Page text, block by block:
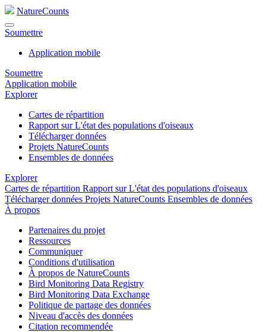
NatureCounts
Soumettre
Application mobile
Soumettre
Application mobile
Explorer
Cartes de répartition
Rapport sur L'état des populations d'oiseaux
Télécharger données
Projets NatureCounts
Ensembles de données
Explorer
Cartes de répartition Rapport sur L'état des populations d'oiseaux
Télécharger données Projets NatureCounts Ensembles de données
À propos
Partenaires du projet
Ressources
Communiquer
Conditions d'utilisation
À propos de NatureCounts
Bird Monitoring Data Registry
Bird Monitoring Data Exchange
Politique de partage des données
Niveau d'accès des données
Citation recommendée